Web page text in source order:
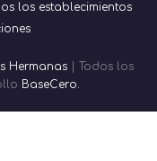
los establecimientos
Hermanas| Todos los
BaseCero.